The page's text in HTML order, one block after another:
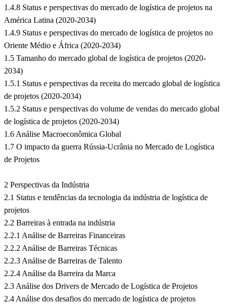
1.4.8 Status e perspectivas do mercado de logística de projetos na
América Latina (2020-2034)
1.4.9 Status e perspectivas do mercado de logística de projetos no
Oriente Médio e África (2020-2034)
1.5 Tamanho do mercado global de logística de projetos (2020-
2034)
1.5.1 Status e perspectivas da receita do mercado global de logística
de projetos (2020-2034)
1.5.2 Status e perspectivas do volume de vendas do mercado global
de logística de projetos (2020-2034)
1.6 Análise Macroeconômica Global
1.7 O impacto da guerra Rússia-Ucrânia no Mercado de Logística
de Projetos
2 Perspectivas da Indústria
2.1 Status e tendências da tecnologia da indústria de logística de
projetos
2.2 Barreiras à entrada na indústria
2.2.1 Análise de Barreiras Financeiras
2.2.2 Análise de Barreiras Técnicas
2.2.3 Análise de Barreiras de Talento
2.2.4 Análise da Barreira da Marca
2.3 Análise dos Drivers de Mercado de Logística de Projetos
2.4 Análise dos desafios do mercado de logística de projetos